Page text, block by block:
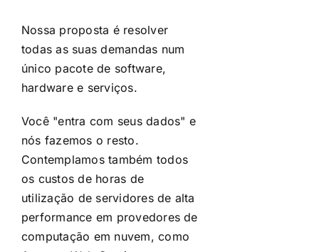
Nossa proposta é resolver
todas as suas demandas num
único pacote de software,
hardware e serviços.
Você "entra com seus dados" e
nós fazemos o resto.
Contemplamos também todos
os custos de horas de
utilização de servidores de alta
performance em provedores de
computação em nuvem, como